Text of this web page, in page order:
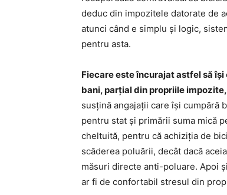
deduc din impozitele datorate de
atunci când e simplu și logic,
pentru asta.
Fiecare este încurajat astfel să
bani, parțial din propriile
susțină angajații care își cumpără
pentru stat și primării suma mică
cheltuită, pentru că achiziția de
scăderea poluării, decât dacă
măsuri directe anti-poluare. Apoi
ar fi de confortabil stresul din